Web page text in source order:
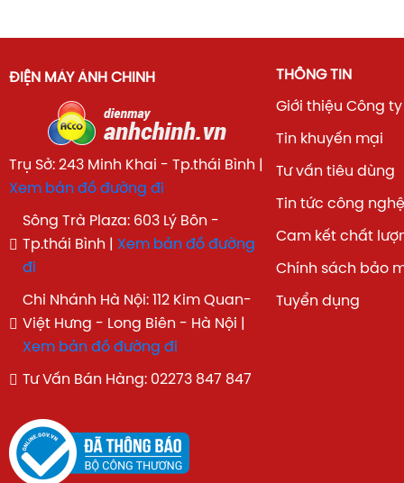
ĐIỆN MÁY ÁNH CHINH
Trụ Sở: 243 Minh Khai - Tp.thái Bình |
Xem bản đồ đường đi
Sông Trà Plaza: 603 Lý Bôn -
Tp.thái Bình | Xem bản đồ đường
đi
Chi Nhánh Hà Nội: 112 Kim Quan-
Việt Hưng - Long Biên - Hà Nội |
Xem bản đồ đường đi
Tư Vấn Bán Hàng: 02273 847 847
THÔNG TIN
Giới thiệu Công ty
Tin khuyến mại
Tư vấn tiêu dùng
Tin tức công nghệ
Cam kết chất
Chính sách bảo
Tuyển dụng